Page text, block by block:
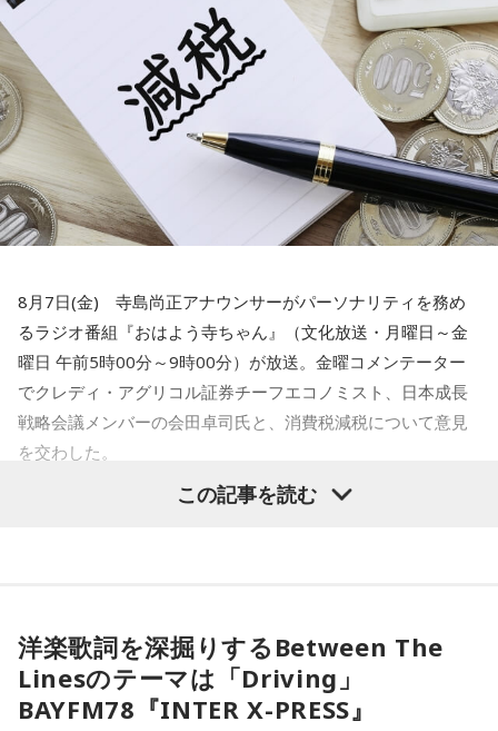
一蔵
「これは素晴らしいでしょう。我が地元の練馬区田柄は
結構大きな町内会があって、まあ町内会長は不足してないで
すけど、やっぱ町内会に入ること自体が都内の方は少ない。
で、どんどん小さくなっていく。小さくなっていくと、どう
なるかっていうと、当たり前にやっていた盆踊りや、お祭り
がなくなっていくわけです。それを町内会の方々が寄付とか
集めてやってるわけじゃないですか」
一蔵 「だからね、この記事を読んだら「AIを駆使して盛り上
げていく」とか」
水谷「おお～」
「これね、楽しんでやってほしいなってものすごい思
ると思うんですけど、温かくこの子を迎えて、いい町内会に
していただければ」
8月7日(金) 寺島尚正アナウンサーがパーソナリティを務め
るラジオ番組『おはよう寺ちゃん』（文化放送・月曜日～金
曜日 午前5時00分～9時00分）が放送。金曜コメンテーター
でクレディ・アグリコル証券チーフエコノミスト、日本成長
戦略会議メンバーの会田卓司氏と、消費税減税について意見
を交わした。
寺島「高市政権が閣議決定した消費税の減税方針が、日米関
か、インフレ抑制策を実行するか。私なら後者を優先する」
と話したといいます。自民党内では、トランプ政権が積極財
政の修正を求めるシナリオを警戒する声が上がりました。閣
この記事を読む
洋楽歌詞を深掘りするBetween The
Linesのテーマは「Driving」
BAYFM78『INTER X-PRESS』